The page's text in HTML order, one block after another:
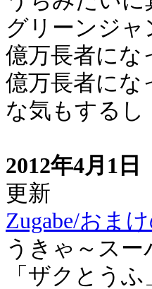
グリーンジ
億万長者にな
億万長者にな
な気もするし
2012年4月1日
更新
Zugabe/おま
うきゃ～ス
「ザクとう